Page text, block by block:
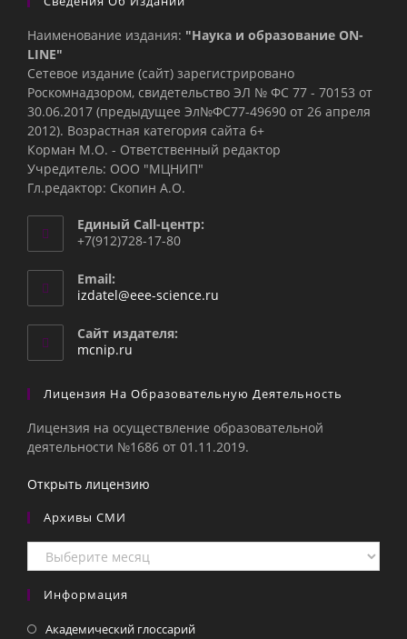
Наименование издания: "Наука и образование ON-
LINE"
Сетевое издание (сайт) зарегистрировано
Роскомнадзором, свидетельство ЭЛ № ФС 77 - 70153 от
30.06.2017 (предыдущее Эл№ФC77-49690 от 26 апреля
2012). Возрастная категория сайта 6+
Корман М.О. - Ответственный редактор
Учредитель: ООО "МЦНИП"
Гл.редактор: Скопин А.О.
Единый Call-центр:
+7(912)728-17-80
Email:
izdatel@eee-science.ru
Сайт издателя:
mcnip.ru
Лицензия На Образовательную Деятельность
Лицензия на осуществление образовательной
деятельности №1686 от 01.11.2019.
Открыть лицензию
Архивы СМИ
Архивы
СМИ
Информация
Академический глоссарий